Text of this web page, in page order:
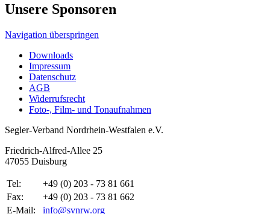
Unsere Sponsoren
Navigation überspringen
Downloads
Impressum
Datenschutz
AGB
Widerrufsrecht
Foto-, Film- und Tonaufnahmen
Segler-Verband Nordrhein-Westfalen e.V.
Friedrich-Alfred-Allee 25
47055 Duisburg
Tel:
+49 (0) 203 - 73 81 661
Fax:
+49 (0) 203 - 73 81 662
E-Mail:
info@svnrw.org